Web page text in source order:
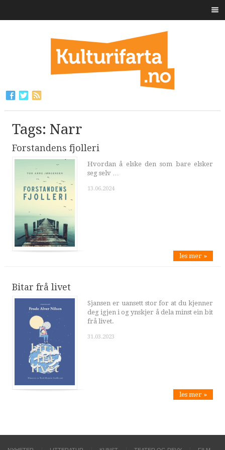
Tags: Narr
Forstandens fjolleri
Hvordan å elske den som bare elsker
seg selv …
13.06.2024
les mer »
Bitar frå livet
Sjansen er uansett stor for at du kjenner
deg igjen i og ynskjer å dela minst ein bit
frå livet.
31.03.2023
les mer »